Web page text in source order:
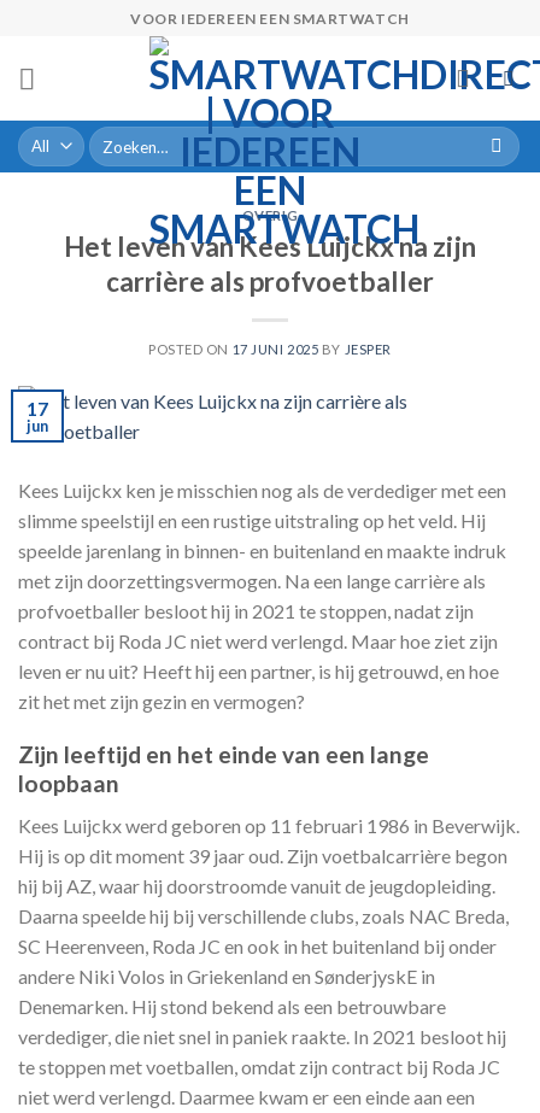
content
VOOR IEDEREEN EEN SMARTWATCH
Zoeken
naar:
OVERIG
Het leven van Kees Luijckx na zijn
carrière als profvoetballer
POSTED ON 17 JUNI 2025 BY JESPER
17
jun
Kees Luijckx ken je misschien nog als de verdediger met een
slimme speelstijl en een rustige uitstraling op het veld. Hij
speelde jarenlang in binnen- en buitenland en maakte indruk
met zijn doorzettingsvermogen. Na een lange carrière als
profvoetballer besloot hij in 2021 te stoppen, nadat zijn
contract bij Roda JC niet werd verlengd. Maar hoe ziet zijn
leven er nu uit? Heeft hij een partner, is hij getrouwd, en hoe
zit het met zijn gezin en vermogen?
Zijn leeftijd en het einde van een lange
loopbaan
Kees Luijckx werd geboren op 11 februari 1986 in Beverwijk.
Hij is op dit moment 39 jaar oud. Zijn voetbalcarrière begon
hij bij AZ, waar hij doorstroomde vanuit de jeugdopleiding.
Daarna speelde hij bij verschillende clubs, zoals NAC Breda,
SC Heerenveen, Roda JC en ook in het buitenland bij onder
andere Niki Volos in Griekenland en SønderjyskE in
Denemarken. Hij stond bekend als een betrouwbare
verdediger, die niet snel in paniek raakte. In 2021 besloot hij
te stoppen met voetballen, omdat zijn contract bij Roda JC
niet werd verlengd. Daarmee kwam er een einde aan een